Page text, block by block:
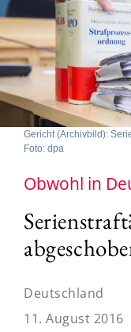
Gericht (Archivbild):
Foto: dpa
Obwohl in
Deutschland
11. August 2016